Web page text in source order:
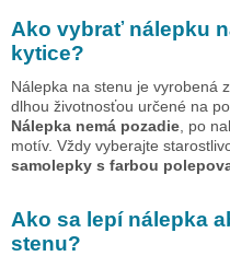
Ako vybrať nálepku
kytice?
Nálepka na stenu je vyrobená
dlhou životnosťou určené na
Nálepka nemá pozadie , po
motív. Vždy vyberajte
samolepky s farbou
Ako sa lepí nálepka
stenu?